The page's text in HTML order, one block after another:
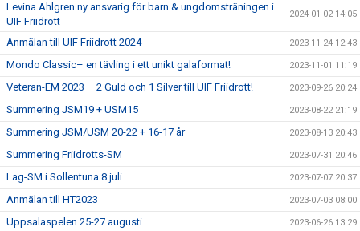
Levina Ahlgren ny ansvarig för barn & ungdomsträningen i
UIF Friidrott
2024-01-02 14:05
Anmälan till UIF Friidrott 2024 2023-11-24 12:43
Mondo Classic– en tävling i ett unikt galaformat! 2023-11-01 11:19
Veteran-EM 2023 – 2 Guld och 1 Silver till UIF Friidrott! 2023-09-26 20:24
Summering JSM19 + USM15 2023-08-22 21:19
Summering JSM/USM 20-22 + 16-17 år 2023-08-13 20:43
Summering Friidrotts-SM 2023-07-31 20:46
Lag-SM i Sollentuna 8 juli 2023-07-07 20:37
Anmälan till HT2023 2023-07-03 08:00
Uppsalaspelen 25-27 augusti 2023-06-26 13:29